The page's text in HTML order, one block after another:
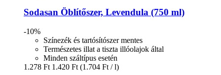
Sodasan Öblítőszer, Levendula (750 ml)
-10%
Színezék és tartósítószer mentes
Természetes illat a tiszta illóolajok által
Minden száltípus esetén
1.278 Ft 1.420 Ft (1.704 Ft / l)